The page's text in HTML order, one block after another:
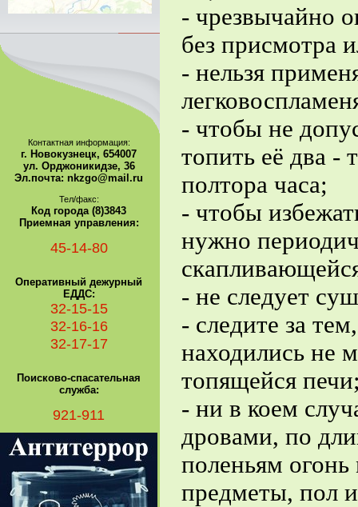
- чрезвычайно
без присмотра
- нельзя
- чтобы не
топить её два -
полтора часа;
- чтобы
нужно
- не следует
- следите за
находились не
топящейся
- ни в коем
дровами, по
поленьям
предметы, пол
Контактная информация:
г. Новокузнецк, 654007
ул. Орджоникидзе, 36
Эл.почта: nkzgo@mail.ru
Тел/факс:
Код города (8)3843
Приемная управления:
45-14-80
Оперативный дежурный
ЕДДС:
32-15-15
32-16-16
32-17-17
Поисково-спасательная
служба:
921-911